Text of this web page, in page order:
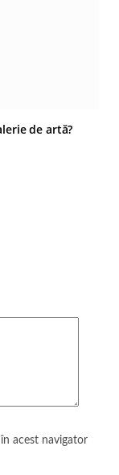
de artă?
acest navigator